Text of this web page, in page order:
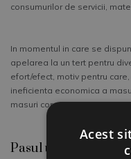
consumurilor de servicii,
In momentul in care se
apelarea la un tert pentru
efort/efect, motiv pentru
ineficienta economica a
masuri corective.
Pasul urmator
Acest